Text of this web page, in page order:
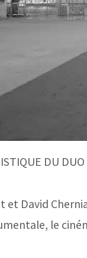
DU DUO
et David
le